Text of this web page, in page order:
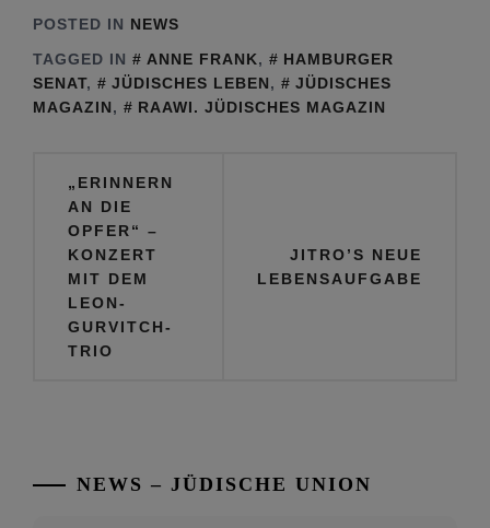
Rekord auf
POSTED IN NEWS
TAGGED IN
ANNE FRANK,
HAMBURGER
SENAT, JÜDISCHES LEBEN,
JÜDISCHES
MAGAZIN, RAAWI. JÜDISCHES MAGAZIN
Beitragsnavigation
„ERINNERN
AN DIE
OPFER“ –
KONZERT
MIT DEM
LEON-
GURVITCH-
TRIO
JITRO’S NEUE
LEBENSAUFGABE
NEWS – JÜDISCHE UNION